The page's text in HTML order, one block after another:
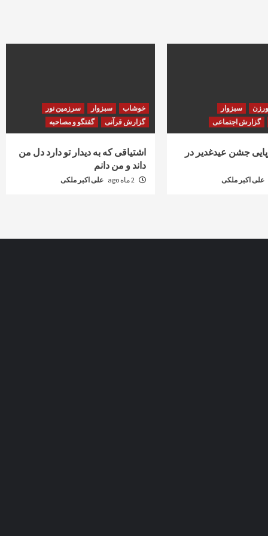
سبزوار
گزارش اجتماعی
جشن عیدغدیر در
علی اکبر ملکی
خوشاب سبزوار
سرزمین نور
گزارش قرآنی
گفتگو و مصاحبه
اشتیاقی که به دیدار تو دارد دل من
داند و من دانم
2 ماه ago علی اکبر ملکی